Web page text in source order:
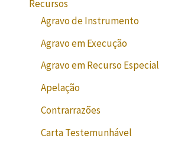
Recursos
Agravo de Instrumento
Agravo em Execução
Agravo em Recurso Especial
Apelação
Contrarrazões
Carta Testemunhável